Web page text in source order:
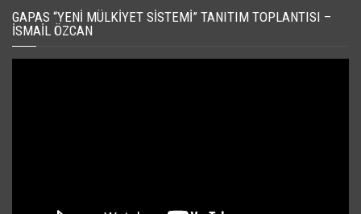
GAPAS “YENI MÜLKIYET SISTEMI” TANITIM TOPLANTISI –
İSMAIL ÖZCAN